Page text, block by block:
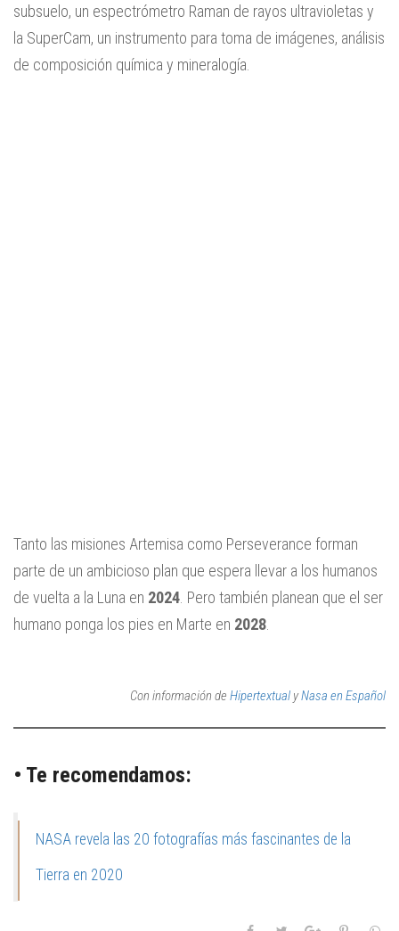
subsuelo, un espectrómetro Raman de rayos ultravioletas y
la SuperCam, un instrumento para toma de imágenes, análisis
de composición química y mineralogía.
Tanto las misiones Artemisa como Perseverance forman
parte de un ambicioso plan que espera llevar a los humanos
de vuelta a la Luna en 2024 . Pero también planean que el ser
humano ponga los pies en Marte en 2028
Con información de Hipertextual yNasa en Español
• Te recomendamos:
NASA revela las 20 fotografías más fascinantes de la
Tierra en 2020